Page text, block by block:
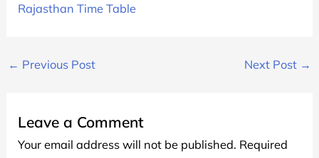
Rajasthan Time Table
← Previous Post Next Post →
Leave a Comment
Your email address will not be published. Required